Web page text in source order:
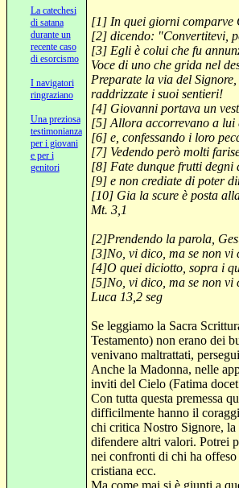
La catechesi
di satana
durante un
recente caso
di esorcismo
I navigatori
ringraziano
Una preziosa
testimonianza
per i giovani
e per i
genitori
[1 ] In quei giorni comparve
[2] dicendo: "Convertitevi,
[3] Egli è colui che fu
Voce di uno che grida nel
Preparate la via del Signore,
raddrizzate i suoi sentieri!
[4] Giovanni portava un
[5] Allora accorrevano a lui
[6] e, confessando i loro
[7] Vedendo però molti
[8] Fate dunque frutti degni
[9] e non crediate di poter
[10] Gia la scure è posta
Mt. 3,1
[2]Prendendo la parola,
[3]No, vi dico, ma se non vi
[4]O quei diciotto, sopra i
[5]No, vi dico, ma se non vi
Luca 13,2 seg
Se leggiamo la Sacra
Testamento) non erano dei
venivanomaltrattati,
Anche la Madonna, nelle
inviti del Cielo (Fatima docet
Con tutta questa premessa
difficilmente hanno il
chi critica Nostro Signore,
difendere altri valori. Potrei
nei confronti di chi ha offeso
cristiana ecc.
Ma come mai si è giunti a